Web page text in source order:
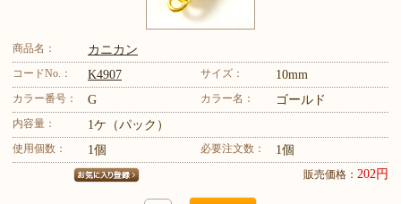
商品名： カニカン
コードNo.： K4907 サイズ： 10mm
カラー番号： G カラー名： ゴールド
内容量： 1ケ（パック）
使用個数： 1個 必要注文数： 1個
販売価格： 202円